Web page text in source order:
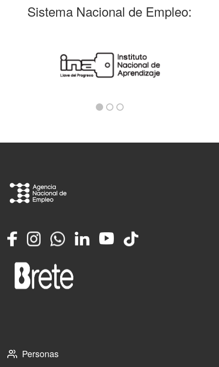
Sistema Nacional de Empleo:
FacebookInstagramWhatsappLinkedInYouTube
TikTok
Personas